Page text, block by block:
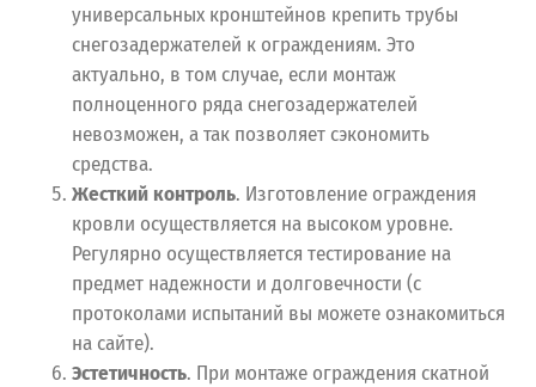
универсальных кронштейнов крепить трубы
снегозадержателей к ограждениям. Это
актуально, в том случае, если монтаж
полноценного ряда снегозадержателей
невозможен, а так позволяет сэкономить
средства.
Жесткий контроль. Изготовление ограждения
кровли осуществляется на высоком уровне.
Регулярно осуществляется тестирование на
предмет надежности и долговечности (с
протоколами испытаний вы можете ознакомиться
на сайте).
Эстетичность. При монтаже ограждения скатной